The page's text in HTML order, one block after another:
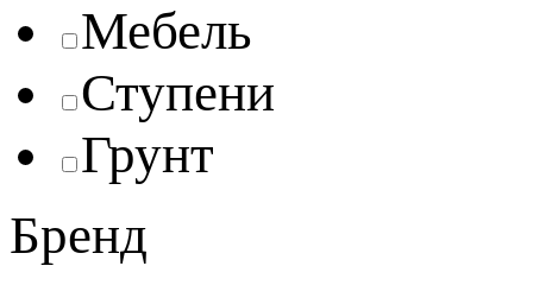
Мебель
Ступени
Грунт
Бренд